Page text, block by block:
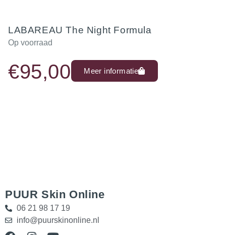
LABAREAU The Night Formula
Op voorraad
€95,00 Meer informatie
PUUR Skin Online
06 21 98 17 19
info@puurskinonline.nl